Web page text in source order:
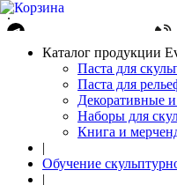
.
Авторизация
0 позиций
Каталог продукции
Паста для
Паста для
Декоративные
Наборы для
Книга и
|
Обучение
|
Почему